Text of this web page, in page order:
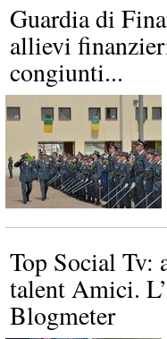
Guardia di
allievi
congiunti...
Top Social Tv:
talent Amici.
Blogmeter